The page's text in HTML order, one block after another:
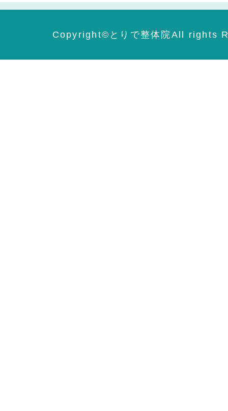
Copyright©️とりで整体院All rights